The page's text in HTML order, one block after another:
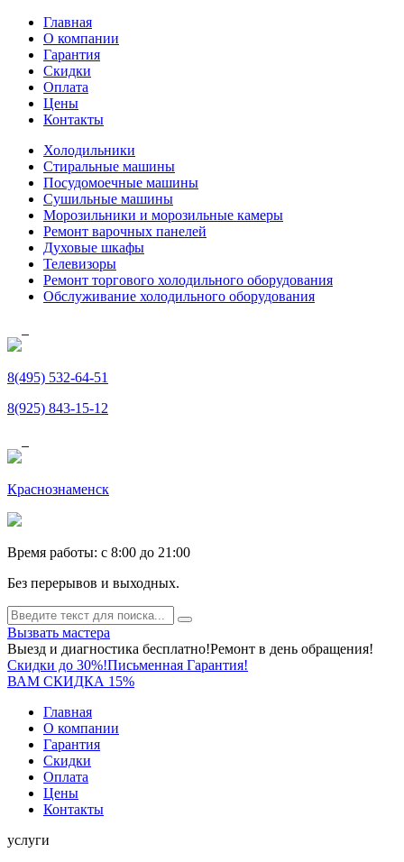
Главная
О компании
Гарантия
Скидки
Оплата
Цены
Контакты
Холодильники
Стиральные машины
Посудомоечные машины
Сушильные машины
Морозильники и морозильные камеры
Ремонт варочных панелей
Духовые шкафы
Телевизоры
Ремонт торгового холодильного оборудования
Обслуживание холодильного оборудования
8(495) 532-64-51
8(925) 843-15-12
Краснознаменск
Время работы: c 8:00 до 21:00
Без перерывов и выходных.
Вызвать мастера
Выезд и диагностика бесплатно!Ремонт в день обращения!
Скидки до 30%!Письменная Гарантия!
ВАМ СКИДКА 15%
Главная
О компании
Гарантия
Скидки
Оплата
Цены
Контакты
услуги